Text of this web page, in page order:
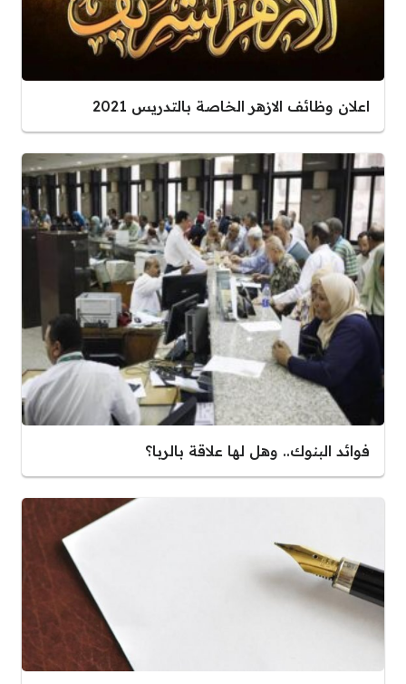
اعلان وظائف الازهر الخاصة بالتدريس 2021
فوائد البنوك.. وهل لها علاقة بالربا؟